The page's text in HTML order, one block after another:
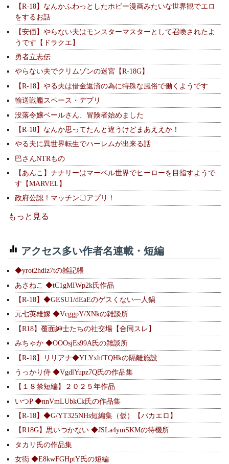
【R-18】なんかふわっとしたホビー漫画みたいな世界観でエロ
をするお話
【安価】やらない夫はモンスターマスターとして召喚されたよ
うです【ドラクエ】
勇者立志伝
やらない夫でクリムゾンの迷宮【R-18G】
【R-18】やる夫は借金返済の為に特殊な風俗で働くようです
輸送戦艦スペース・デブリ
没落令嬢ベールさん、冒険者始めました
【R-18】なんか思ってたんと違うけどまあええか！
やる夫に異世界転生でハーレムが出来る話
巴さんNTRもの
【あんこ】ナナリーはマーベル世界でヒーローを目指すようで
す【MARVEL】
政府公認！マッチン〇アプリ！
もっと見る
アクセス多い作者名連載・短編
◆yrot2hdiz7tの雑記帳
あさねこ ◆tC1gMIWp2k氏作品
【R-18】◆GESU1/dEaEのゲスくない一人鍋
元七英雄嫁 ◆VcggpY/XNkの雑談所
【R18】覆面紳士たちの社交場【合同スレ】
みちゃか ◆OOOsjEs99A氏の雑談所
【R-18】リリアナ◆YLYxhfTQHkの隔離施設
うっかり侍 ◆VgdlYupz7Q氏の作品集
【１８禁短編】２０２５年作品
いつP ◆nnVmLUbkCk氏の作品集
【R-18】◆G/YT325NHs短編集（仮）【バカエロ】
【R18G】思いつかない ◆JSLa4ymSKMの待機所
タカリ氏の作品集
女衒 ◆E8kwFGHptY氏の短編